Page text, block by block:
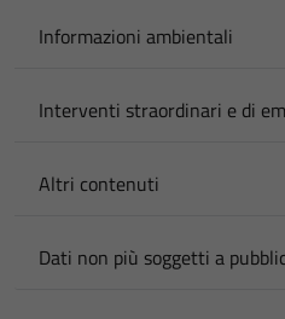
Informazioni ambientali
Interventi straordinari e di
Altri contenuti
Dati non più soggetti a